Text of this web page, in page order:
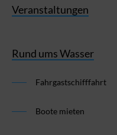
Veranstaltungen
Rund ums Wasser
Fahrgastschifffahrt
Boote mieten